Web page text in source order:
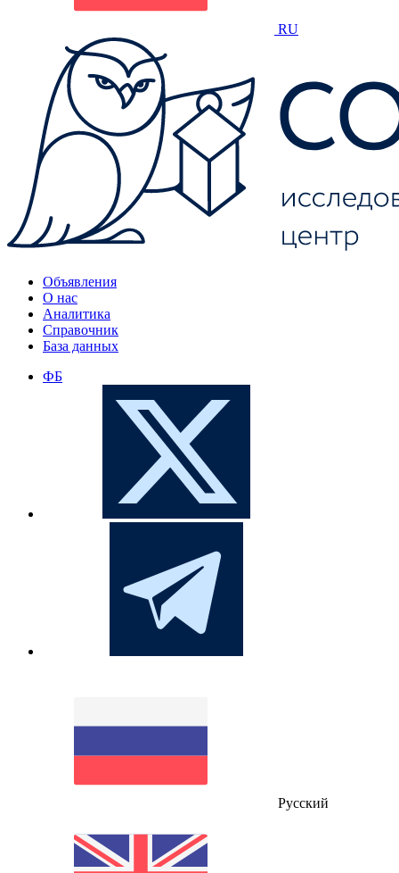
RU
Объявления
О нас
Аналитика
Справочник
База данных
ФБ
Русский